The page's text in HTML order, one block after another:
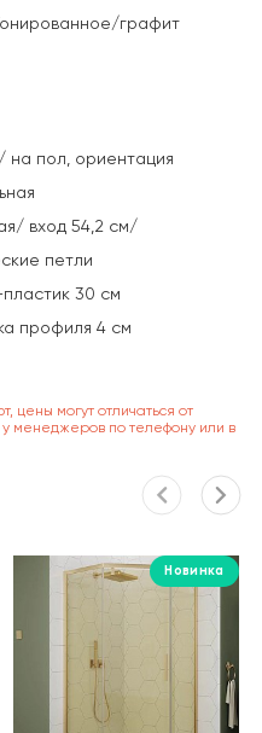
графит
на пол, ориентация
вход 54,2 см/
петли
30 см
профиля 4 см
цены могут отличаться от
менеджеров по телефону или в
Новинка